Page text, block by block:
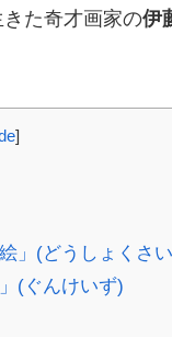
た奇才画家の伊
]
」(どうしょくさ
(ぐんけいず)